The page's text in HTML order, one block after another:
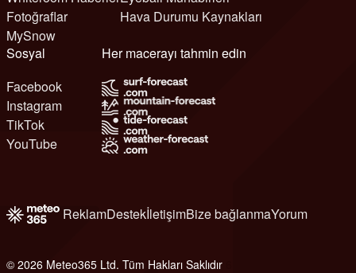
Fotoğraflar
MySnow
Hava Durumu Kaynakları
Sosyal
Facebook
Instagram
TikTok
YouTube
Her macerayı tahmin edin
ReklamDestekİletişimBize bağlanmaYorum
© 2026 Meteo365 Ltd. Tüm Hakları Saklıdır